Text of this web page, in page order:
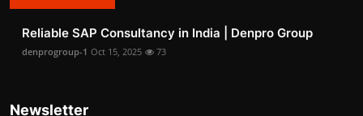
Reliable SAP Consultancy in India | Denpro Group
denprogroup-1 Oct 15, 2025 73
Newsletter